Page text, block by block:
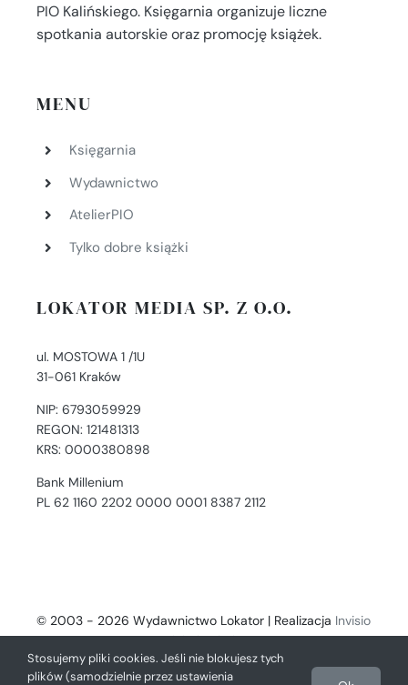
PIO Kalińskiego. Księgarnia organizuje liczne
spotkania autorskie oraz promocję książek.
MENU
Księgarnia
Wydawnictwo
AtelierPIO
Tylko dobre książki
LOKATOR MEDIA SP. Z O.O.
ul. MOSTOWA 1 /1U
31-061 Kraków
NIP: 6793059929
REGON: 121481313
KRS: 0000380898
Bank Millenium
PL 62 1160 2202 0000 0001 8387 2112
© 2003 - 2026 Wydawnictwo Lokator | Realizacja Invisio
- Digital Solutions
Stosujemy pliki cookies. Jeśli nie blokujesz tych
plików (samodzielnie przez ustawienia